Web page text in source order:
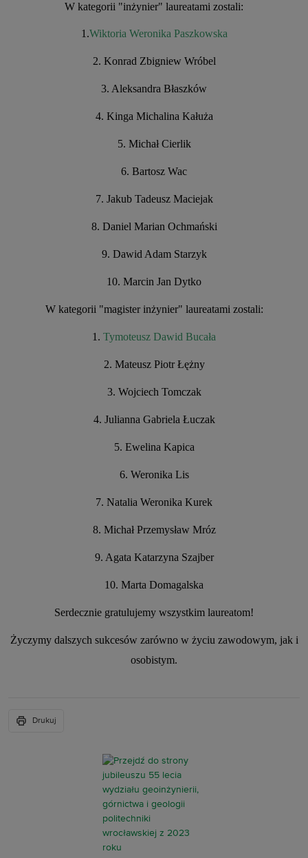
W kategorii "inżynier" laureatami zostali:
1.Wiktoria Weronika Paszkowska
2. Konrad Zbigniew Wróbel
3. Aleksandra Błaszków
4. Kinga Michalina Kałuża
5. Michał Cierlik
6. Bartosz Wac
7. Jakub Tadeusz Maciejak
8. Daniel Marian Ochmański
9. Dawid Adam Starzyk
10. Marcin Jan Dytko
W kategorii "magister inżynier" laureatami zostali:
1. Tymoteusz Dawid Bucała
2. Mateusz Piotr Łężny
3. Wojciech Tomczak
4. Julianna Gabriela Łuczak
5. Ewelina Kapica
6. Weronika Lis
7. Natalia Weronika Kurek
8. Michał Przemysław Mróz
9. Agata Katarzyna Szajber
10. Marta Domagalska
Serdecznie gratulujemy wszystkim laureatom!
Życzymy dalszych sukcesów zarówno w życiu zawodowym, jak i
osobistym.
Drukuj